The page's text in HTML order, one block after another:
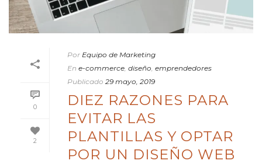
0
2
Por Equipo de Marketing
En e-commerce, diseño, emprendedores
Publicado 29 mayo, 2019
DIEZ RAZONES PARA
EVITAR LAS
PLANTILLAS Y OPTAR
POR UN DISEÑO WEB